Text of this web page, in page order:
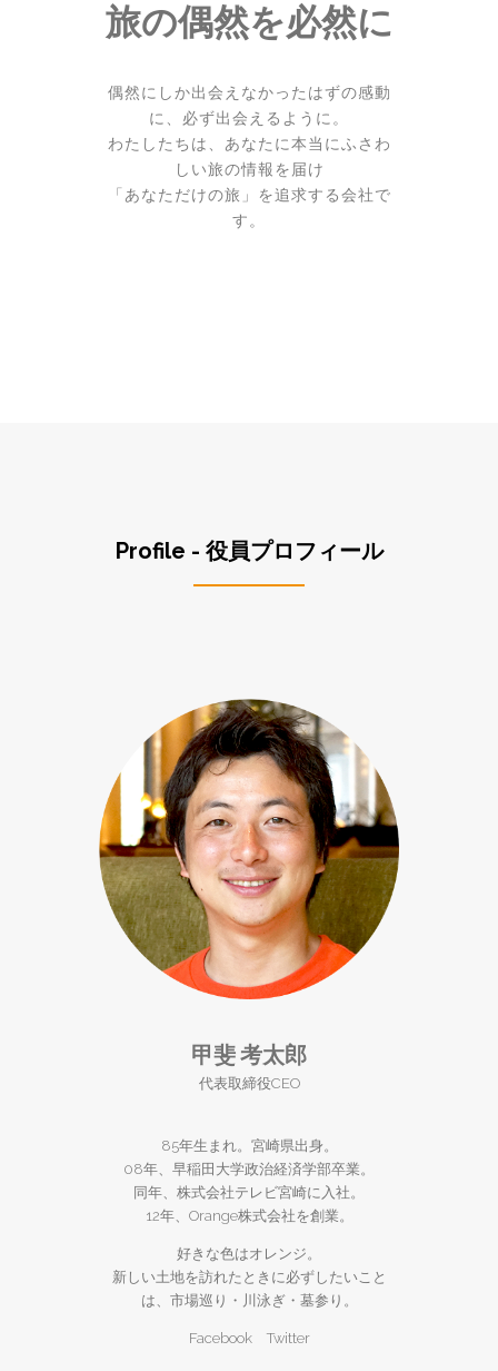
旅の偶然を必然に
偶然にしか出会えなかったはずの感動
に、必ず出会えるように。
わたしたちは、あなたに本当にふさわ
しい旅の情報を届け
「あなただけの旅」を追求する会社で
す。
Profile - 役員プロフィール
甲斐 考太郎
代表取締役CEO
85年生まれ。宮崎県出身。
08年、早稲田大学政治経済学部卒業。
同年、株式会社テレビ宮崎に入社。
12年、Orange株式会社を創業。
好きな色はオレンジ。
新しい土地を訪れたときに必ずしたいこと
は、市場巡り・川泳ぎ・墓参り。
Facebook Twitter